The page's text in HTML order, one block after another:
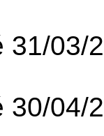
31/03/
30/04/